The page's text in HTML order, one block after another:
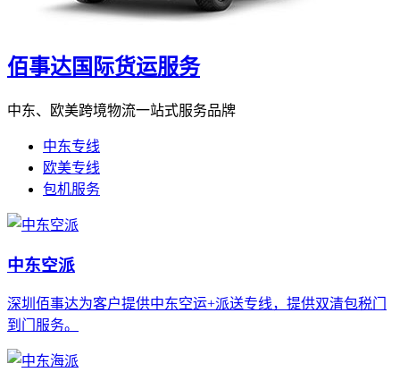
佰事达国际货运服务
中东、欧美跨境物流一站式服务品牌
中东专线
欧美专线
包机服务
中东空派
深圳佰事达为客户提供中东空运+派送专线，提供双清包税门
到门服务。